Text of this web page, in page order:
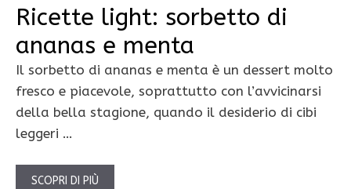
Ricette light: sorbetto di
ananas e menta
Il sorbetto di ananas e menta è un dessert molto
fresco e piacevole, soprattutto con l’avvicinarsi
della bella stagione, quando il desiderio di cibi
leggeri …
SCOPRI DI PIÙ